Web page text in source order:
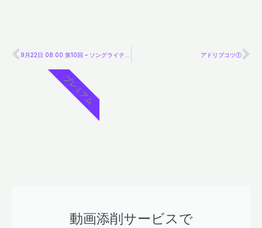
Prev アドリブコツ①
動画添削サービスで
プレミアム